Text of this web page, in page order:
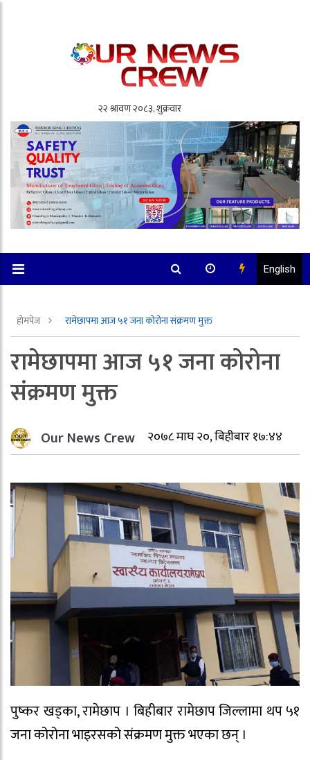
English
होमपेज रामेछापमा आज ५१ जना कोरोना संक्रमण मुक्त
रामेछापमा आज ५१ जना कोरोना
संक्रमण मुक्त
Our News Crew २०७८ माघ २०, बिहीबार १७:४४
पुष्कर खड्का, रामेछाप । बिहीबार रामेछाप जिल्लामा थप ५१
जना कोरोना भाइरसको संक्रमण मुक्त भएका छन् ।